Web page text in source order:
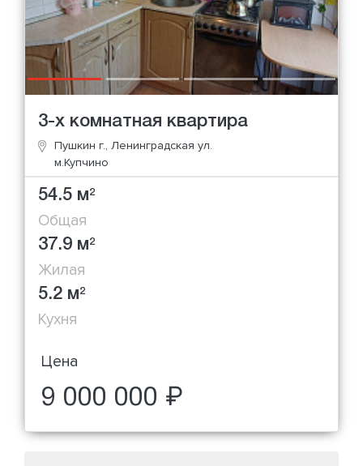
3-х комнатная квартира
Пушкин г., Ленинградская ул.
м.Купчино
54.5 м2
Общая
37.9 м2
Жилая
5.2 м2
Кухня
Цена
9 000 000 ₽